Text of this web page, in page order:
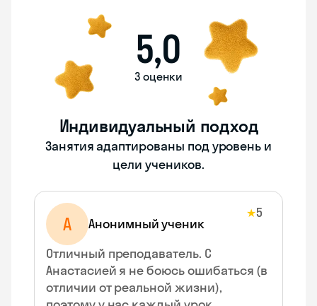
5,0
3 оценки
Индивидуальный подход
Занятия адаптированы под уровень и
цели учеников.
А Анонимный ученик
★5
Отличный преподаватель. С
Анастасией я не боюсь ошибаться (в
отличии от реальной жизни),